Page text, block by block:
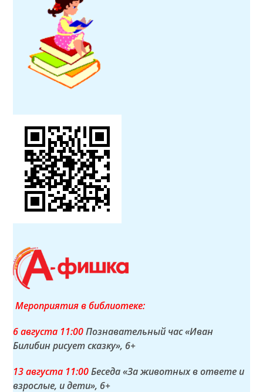
Мероприятия в библиотеке:
6 августа 11:00Познавательный час «Иван
Билибин рисует сказку», 6+
13 августа 11:00Беседа «За животных в ответе и
взрослые, и дети», 6+